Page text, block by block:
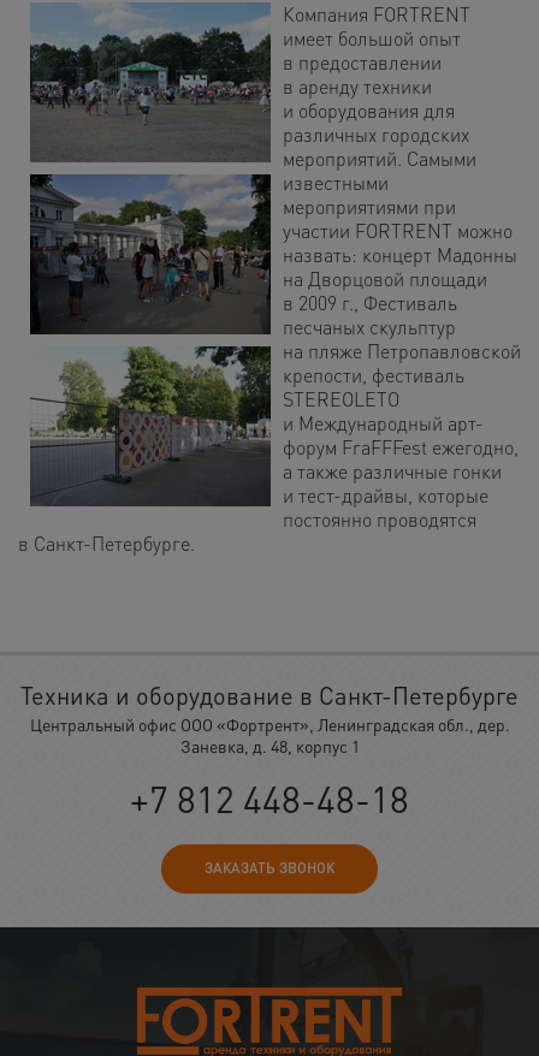
Компания FORTRENT
имеет большой опыт
в предоставлении
в аренду техники
и оборудования для
различных городских
мероприятий. Самыми
известными
мероприятиями при
участии FORTRENT можно
назвать: концерт Мадонны
на Дворцовой площади
в 2009 г., Фестиваль
песчаных скульптур
на пляже Петропавловской
крепости, фестиваль
STEREOLETO
и Международный арт-
форум FraFFFest ежегодно,
а также различные гонки
и тест-драйвы, которые
постоянно проводятся
в Санкт-Петербурге.
Техника и оборудование в Санкт-Петербурге
Центральный офис ООО «Фортрент», Ленинградская обл., дер.
Заневка, д. 48, корпус 1
+7 812 448-48-18
ЗАКАЗАТЬ ЗВОНОК